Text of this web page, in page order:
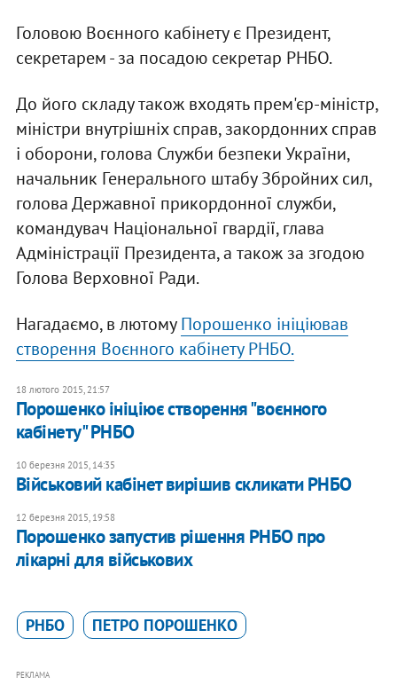
Головою Воєнного кабінету є Президент,
секретарем - за посадою секретар РНБО.
До його складу також входять прем'єр-міністр,
міністри внутрішніх справ, закордонних справ
і оборони, голова Служби безпеки України,
начальник Генерального штабу Збройних сил,
голова Державної прикордонної служби,
командувач Національної гвардії, глава
Адміністрації Президента, а також за згодою
Голова Верховної Ради.
Нагадаємо, в лютомуПорошенко ініціював
створення Воєнного кабінету РНБО.
18 лютого 2015, 21:57
Порошенко ініціює створення "воєнного
кабінету" РНБО
10 березня 2015, 14:35
Військовий кабінет вирішив скликати РНБО
12 березня 2015, 19:58
Порошенко запустив рішення РНБО про
лікарні для військових
РНБО ПЕТРО ПОРОШЕНКО
РЕКЛАМА